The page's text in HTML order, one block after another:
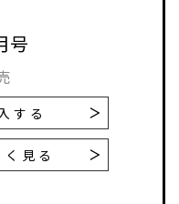
号
する
見る